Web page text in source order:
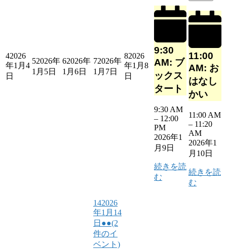
42026
年1月4
日
52026年
1月5日
62026年
1月6日
72026年
1月7日
82026
年1月8
日
9:30
AM: ブ
ックス
タート
9:30 AM
– 12:00
PM
2026年1
月9日
続きを読
む
11:00
AM: お
はなし
かい
11:00 AM
– 11:20
AM
2026年1
月10日
続きを読
む
142026
年1月14
日 ●●(2
件のイ
ベント)